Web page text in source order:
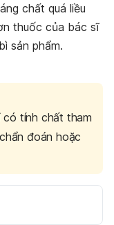
chất quá liều
thuốc của bác sĩ
sản phẩm.
có tính chất tham
đoán hoặc